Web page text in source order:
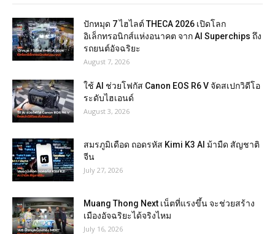
ปักหมุด 7 ไฮไลต์ THECA 2026 เปิดโลก
อิเล็กทรอนิกส์แห่งอนาคต จาก AI Superchips ถึง
รถยนต์อัจฉริยะ
August 7, 2026
ใช้ AI ช่วยโฟกัส Canon EOS R6 V จัดสเปกวิดีโอ
ระดับไฮเอนด์
August 3, 2026
สมรภูมิเดือด ถอดรหัส Kimi K3 AI ม้ามืด สัญชาติ
จีน
July 27, 2026
Muang Thong Next เน็ตที่แรงขึ้น จะช่วยสร้าง
เมืองอัจฉริยะได้จริงไหม
July 16, 2026